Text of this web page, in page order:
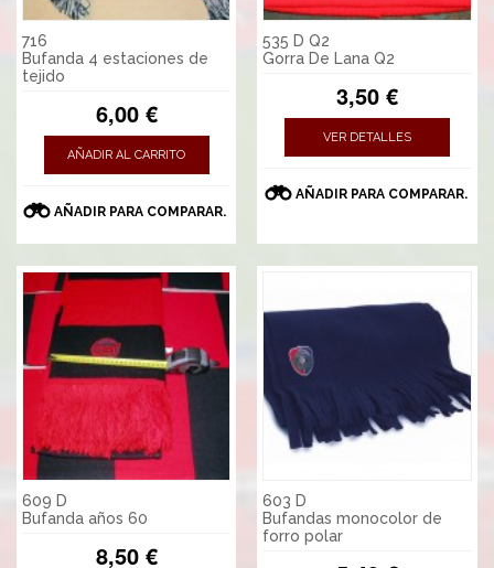
716
Bufanda 4 estaciones de
tejido
6,00 €
AÑADIR AL CARRITO
AÑADIR PARA COMPARAR.
535 D Q2
Gorra De Lana Q2
3,50 €
VER DETALLES
AÑADIR PARA COMPARAR.
609 D
Bufanda años 60
8,50 €
603 D
Bufandas monocolor de
forro polar